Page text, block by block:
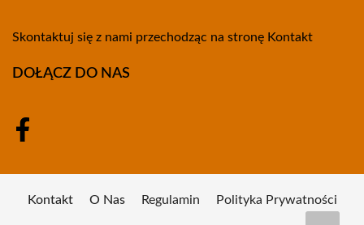
Skontaktuj się z nami przechodząc na stronę Kontakt
DOŁĄCZ DO NAS
Kontakt O Nas Regulamin Polityka Prywatności